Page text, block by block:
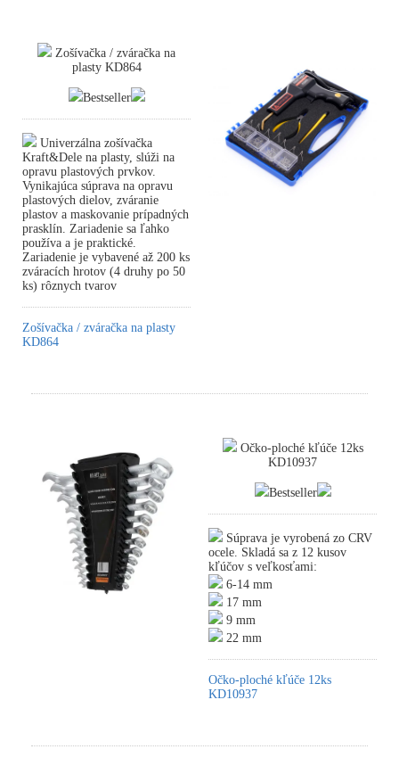
Zošívačka / zváračka na
plasty KD864
Bestseller
Univerzálna zošívačka
Kraft&Dele na plasty, slúži na
opravu plastových prvkov.
Vynikajúca súprava na opravu
plastových dielov, zváranie
plastov a maskovanie prípadných
prasklín. Zariadenie sa ľahko
používa a je praktické.
Zariadenie je vybavené až 200 ks
zváracích hrotov (4 druhy po 50
ks) rôznych tvarov
Zošívačka / zváračka na plasty
KD864
Očko-ploché kľúče 12ks
KD10937
Bestseller
Súprava je vyrobená zo CRV
ocele. Skladá sa z 12 kusov
kľúčov s veľkosťami:
6-14 mm
17 mm
9 mm
22 mm
Očko-ploché kľúče 12ks
KD10937